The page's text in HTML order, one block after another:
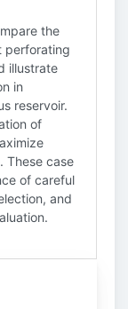
the
perforating
illustrate
in
reservoir.
of
These case
of careful
and